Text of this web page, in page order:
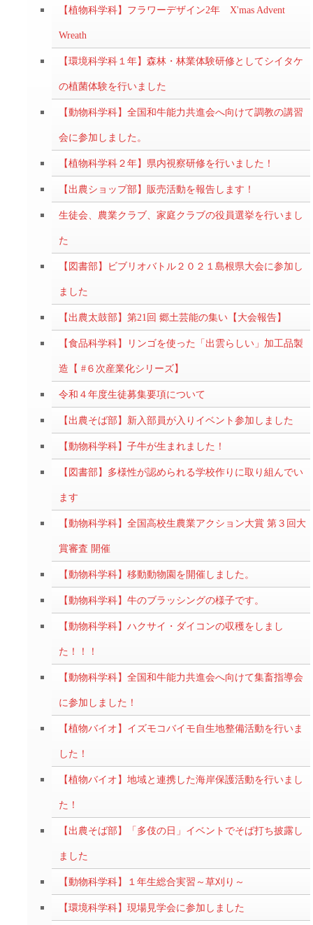
【植物科学科】フラワーデザイン2年 X'mas Advent
Wreath
【環境科学科１年】森林・林業体験研修としてシイタケ
の植菌体験を行いました
【動物科学科】全国和牛能力共進会へ向けて調教の講習
会に参加しました。
【植物科学科２年】県内視察研修を行いました！
【出農ショップ部】販売活動を報告します！
生徒会、農業クラブ、家庭クラブの役員選挙を行いまし
た
【図書部】ビブリオバトル２０２１島根県大会に参加し
ました
【出農太鼓部】第21回 郷土芸能の集い【大会報告】
【食品科学科】リンゴを使った「出雲らしい」加工品製
造【 #６次産業化シリーズ】
令和４年度生徒募集要項について
【出農そば部】新入部員が入りイベント参加しました
【動物科学科】子牛が生まれました！
【図書部】多様性が認められる学校作りに取り組んでい
ます
【動物科学科】全国高校生農業アクション大賞 第３回大
賞審査 開催
【動物科学科】移動動物園を開催しました。
【動物科学科】牛のブラッシングの様子です。
【動物科学科】ハクサイ・ダイコンの収穫をしまし
た！！！
【動物科学科】全国和牛能力共進会へ向けて集畜指導会
に参加しました！
【植物バイオ】イズモコバイモ自生地整備活動を行いま
した！
【植物バイオ】地域と連携した海岸保護活動を行いまし
た！
【出農そば部】「多伎の日」イベントでそば打ち披露し
ました
【動物科学科】１年生総合実習～草刈り～
【環境科学科】現場見学会に参加しました